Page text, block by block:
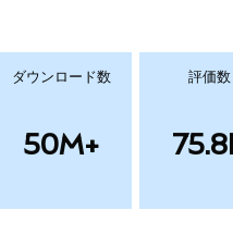
ダウンロード数
50M+
評価数